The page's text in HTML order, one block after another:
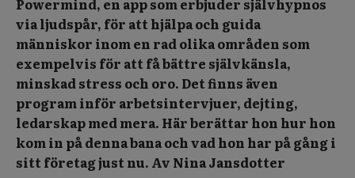
Powermind, en app som erbjuder självhypnos
via ljudspår, för att hjälpa och guida
människor inom en rad olika områden som
exempelvis för att få bättre självkänsla,
minskad stress och oro. Det finns även
program inför arbetsintervjuer, dejting,
ledarskap med mera. Här berättar hon hur hon
kom in på denna bana och vad hon har på gång i
sitt företag just nu. Av Nina Jansdotter